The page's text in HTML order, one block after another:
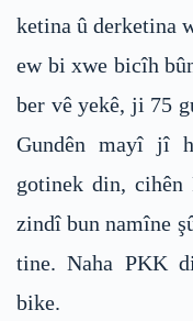
ketina û derketina
ew bi xwe bicîh
ber vê yekê, ji 75
Gundên mayî jî
gotinek din,
zindî bun namîne
tine. Naha PKK
bike.